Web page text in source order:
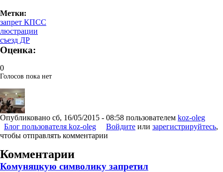
Метки:
запрет КПСС
люстрации
съезд ДР
Оценка:
0
Голосов пока нет
Опубликовано сб, 16/05/2015 - 08:58 пользователем koz-oleg
Блог пользователя koz-oleg
Войдите или зарегистрируйтесь,
чтобы отправлять комментарии
Комментарии
Комуняцкую символику запретил